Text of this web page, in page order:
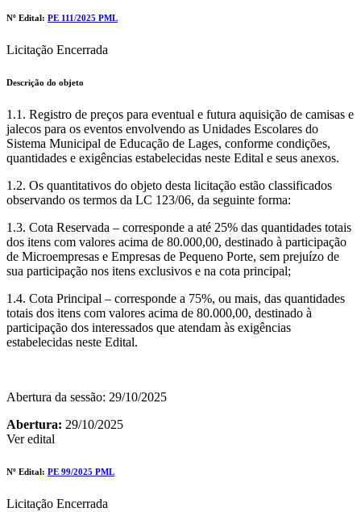
Nº Edital: PE 111/2025 PML
Licitação Encerrada
Descrição do objeto
1.1. Registro de preços para eventual e futura aquisição de camisas e
jalecos para os eventos envolvendo as Unidades Escolares do
Sistema Municipal de Educação de Lages, conforme condições,
quantidades e exigências estabelecidas neste Edital e seus anexos.
1.2. Os quantitativos do objeto desta licitação estão classificados
observando os termos da LC 123/06, da seguinte forma:
1.3. Cota Reservada – corresponde a até 25% das quantidades totais
dos itens com valores acima de 80.000,00, destinado à participação
de Microempresas e Empresas de Pequeno Porte, sem prejuízo de
sua participação nos itens exclusivos e na cota principal;
1.4. Cota Principal – corresponde a 75%, ou mais, das quantidades
totais dos itens com valores acima de 80.000,00, destinado à
participação dos interessados que atendam às exigências
estabelecidas neste Edital.
Abertura da sessão: 29/10/2025
Abertura: 29/10/2025
Ver edital
Nº Edital: PE 99/2025 PML
Licitação Encerrada